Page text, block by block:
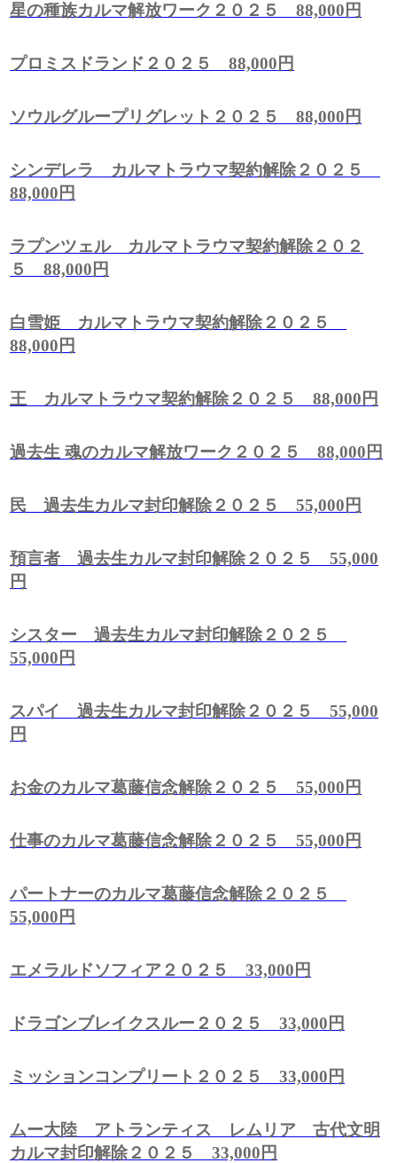
星の種族カルマ解放ワーク２０２５ 88,000円
プロミスドランド２０２５ 88,000円
ソウルグループリグレット２０２５ 88,000円
シンデレラ カルマトラウマ契約解除２０２５
88,000円
ラプンツェル カルマトラウマ契約解除２０２
５ 88,000円
白雪姫 カルマトラウマ契約解除２０２５
88,000円
王 カルマトラウマ契約解除２０２５ 88,000円
過去生 魂のカルマ解放ワーク２０２５ 88,000円
民 過去生カルマ封印解除２０２５ 55,000円
預言者 過去生カルマ封印解除２０２５ 55,000
円
シスター 過去生カルマ封印解除２０２５
55,000円
スパイ 過去生カルマ封印解除２０２５ 55,000
円
お金のカルマ葛藤信念解除２０２５ 55,000円
仕事のカルマ葛藤信念解除２０２５ 55,000円
パートナーのカルマ葛藤信念解除２０２５
55,000円
エメラルドソフィア２０２５ 33,000円
ドラゴンブレイクスルー２０２５ 33,000円
ミッションコンプリート２０２５ 33,000円
ムー大陸 アトランティス レムリア 古代文明
カルマ封印解除２０２５ 33,000円